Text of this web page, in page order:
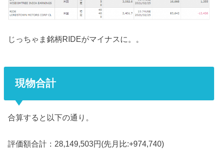
じっちゃま銘柄RIDEがマイナスに。。
現物合計
合算すると以下の通り。
評価額合計：28,149,503円(先月比:+974,740)